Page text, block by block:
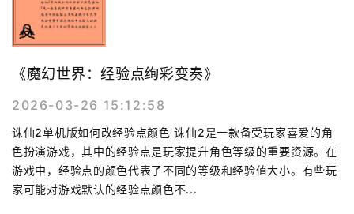
《魔幻世界：经验点绚彩变奏》
2026-03-26 15:12:58
诛仙2单机版如何改经验点颜色 诛仙2是一款备受玩家喜爱的角
色扮演游戏，其中的经验点是玩家提升角色等级的重要资源。在
游戏中，经验点的颜色代表了不同的等级和经验值大小。有些玩
家可能对游戏默认的经验点颜色不...